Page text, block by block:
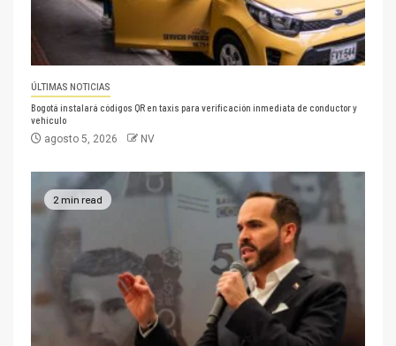
ÚLTIMAS NOTICIAS
Bogotá instalará códigos QR en taxis para verificación inmediata de conductor y
vehículo
agosto 5, 2026 NV
2 min read